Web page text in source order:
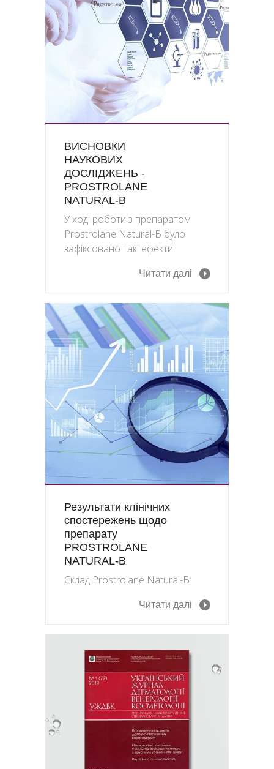
ВИСНОВКИ
НАУКОВИХ
ДОСЛІДЖЕНЬ -
PROSTROLANE
NATURAL-B
У ході роботи з препаратом
Prostrolane Natural-B було
зафіксовано такі ефекти:
Читати далі
Результати клінічних
спостережень щодо
препарату
PROSTROLANE
NATURAL-B
Склад Prostrolane Natural-B:
Читати далі